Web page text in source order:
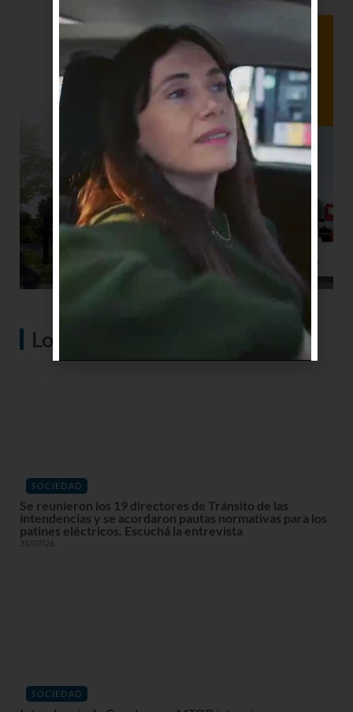
Lo más visto
SOCIEDAD
Se reunieron los 19 directores de Tránsito de las
intendencias y se acordaron pautas normativas para los
patines eléctricos. Escuchá la entrevista
31/07/26
SOCIEDAD